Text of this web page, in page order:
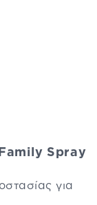
Spray
για